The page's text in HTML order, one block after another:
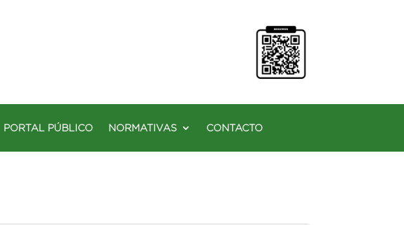
PORTAL PÚBLICO NORMATIVAS CONTACTO